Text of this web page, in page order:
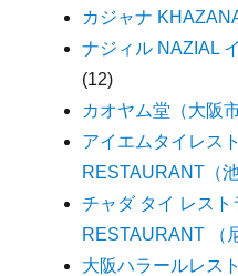
カジャナ
ナジィル NAZIAL
(12)
カオヤム堂（大阪
アイエムタイレス
RESTAURANT（池
チャダ タイ レスト
RESTAURANT （
大阪ハラールレス